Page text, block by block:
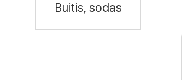
Buitis, sodas